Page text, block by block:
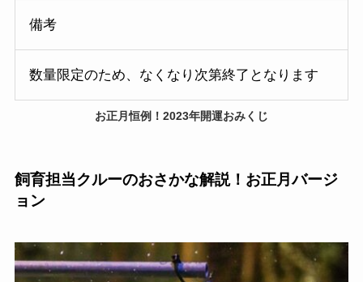
備考
数量限定のため、なくなり次第終了となります
お正月恒例！2023年開運おみくじ
飼育担当クルーのおさかな解説！お正月バージ
ョン